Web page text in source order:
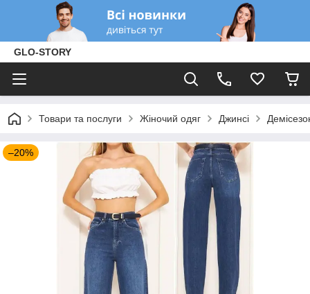
GLO-STORY
Товари та послуги Жіночий одяг Джинсі
–20%